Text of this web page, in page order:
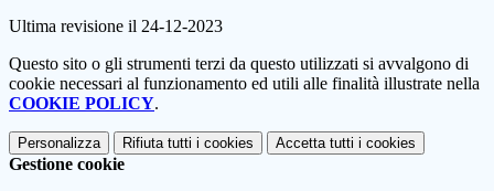
Ultima revisione il 24-12-2023
Questo sito o gli strumenti terzi da questo utilizzati si avvalgono di
cookie necessari al funzionamento ed utili alle finalità illustrate nella
COOKIE POLICY.
Personalizza Rifiuta tutti i cookies Accetta tutti i cookies
Gestione cookie